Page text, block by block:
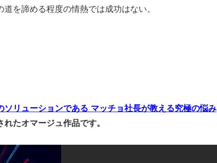
を諦める程度の情熱では成功はない。
ソリューションである マッチョ社長が教える究極の悩み
たオマージュ作品です。